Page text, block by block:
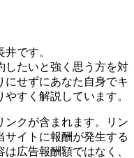
です。
したいと強く思う方を対
にせずにあなた自身でキ
すく解説しています。
ンクが含まれます。リン
サイトに報酬が発生する
広告報酬額ではなく、